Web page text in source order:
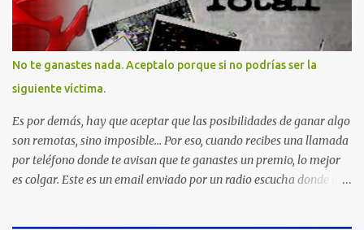
No te ganastes nada. Aceptalo porque si no podrías ser la
siguiente víctima.
Es por demás, hay que aceptar que las posibilidades de ganar algo
son remotas, sino imposible... Por eso, cuando recibes una llamada
por teléfono donde te avisan que te ganastes un premio, lo mejor
es colgar. Este es un email enviado por un radio escucha donde nos